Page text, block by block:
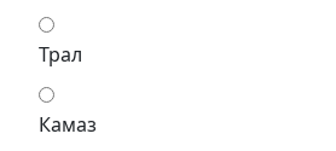
Трал
Камаз